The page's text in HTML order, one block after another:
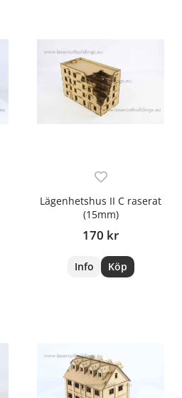
Lägenhetshus II C raserat
(15mm)
170 kr
Info Köp